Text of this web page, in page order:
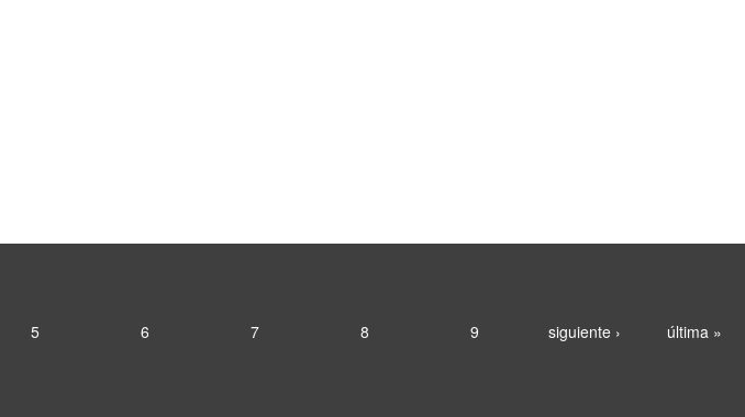
5 6 7 8 9 siguiente › última »